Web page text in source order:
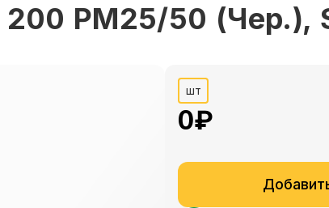
PM25/50 (Чер.),
шт
0₽